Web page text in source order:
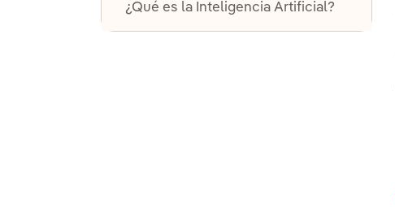
¿Qué es la Inteligencia Artificial?